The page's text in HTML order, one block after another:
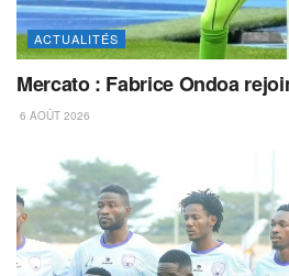
ACTUALITÉS
Mercato : Fabrice Ondoa
6 AOÛT 2026